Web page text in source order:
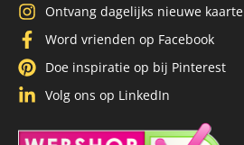
Ontvang dagelijks nieuwe
Word vrienden op Facebook
Doe inspiratie op bij Pinterest
Volg ons op LinkedIn